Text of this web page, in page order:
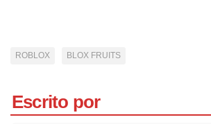
ROBLOX BLOX FRUITS
Escrito por